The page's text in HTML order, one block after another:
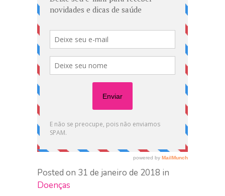
Posted on 31 de janeiro de 2018 in
Doenças